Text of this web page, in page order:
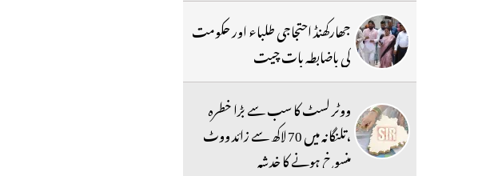
جھارکھنڈ احتجاجی طلباء اور حکومت
کی باضابطہ بات چیت
ووٹر لسٹ کا سب سے بڑا خطرہ
،تلنگانہ میں 70 لاکھ سے زائد ووٹ
منسوخ ہونے کا خدشہ